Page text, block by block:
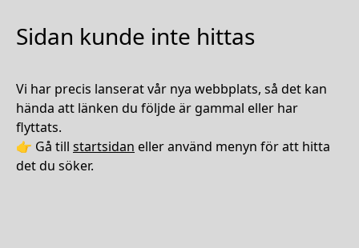
Sidan kunde inte hittas
Vi har precis lanserat vår nya webbplats, så det kan
hända att länken du följde är gammal eller har
flyttats.
👉 Gå till startsidan eller använd menyn för att hitta
det du söker.